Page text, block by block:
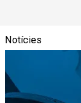
Notícies